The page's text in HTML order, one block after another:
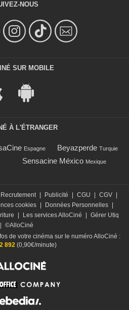
NOUS
SUR MOBILE
À L'ÉTRANGER
Espagne Beyazperde Turquie
Sensacine México Mexique
Recrutement Publicité CGU CGV
cookies Données Personnelles
Les services AlloCiné
Gérer Utiq
©AlloCiné
de votre cinéma sur le numéro AlloCiné :
892(0,90€/minute)